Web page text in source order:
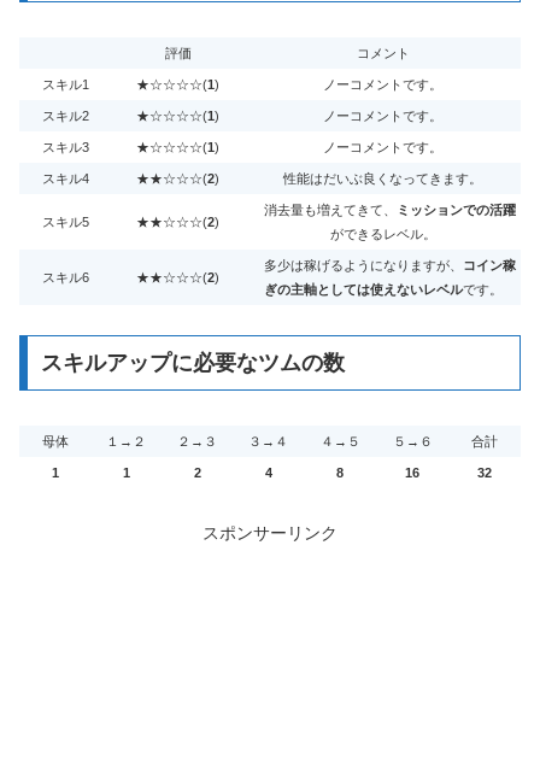
評価 コメント
スキル1 ★☆☆☆☆(1) ノーコメントです。
スキル2 ★☆☆☆☆(1) ノーコメントです。
スキル3 ★☆☆☆☆(1) ノーコメントです。
スキル4 ★★☆☆☆(2) 性能はだいぶ良くなってきます。
スキル5 ★★☆☆☆(2)
消去量も増えてきて、
ミッションでの活躍
ができるレベル。
スキル6 ★★☆☆☆(2)
多少は稼げるようになりますが、
コイン稼
ぎの主軸としては使えないレベルです。
スキルアップに必要なツムの数
母体 １→２ ２→３ ３→４ ４→５ ５→６ 合計
1 1 2 4 8 16 32
スポンサーリンク